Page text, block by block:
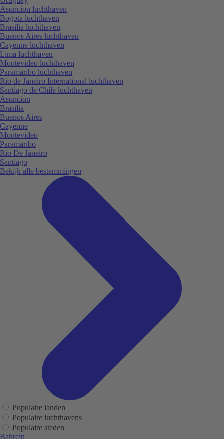
Asuncion luchthaven
Bogota luchthaven
Brasilia luchthaven
Buenos Aires luchthaven
Cayenne luchthaven
Lima luchthaven
Montevideo luchthaven
Paramaribo luchthaven
Rio de Janeiro International luchthaven
Santiago de Chile luchthaven
Asuncion
Brasilia
Buenos Aires
Cayenne
Montevideo
Paramaribo
Rio De Janeiro
Santiago
Bekijk alle bestemmingen
Populaire landen
Populaire luchthavens
Populaire steden
Bahrein